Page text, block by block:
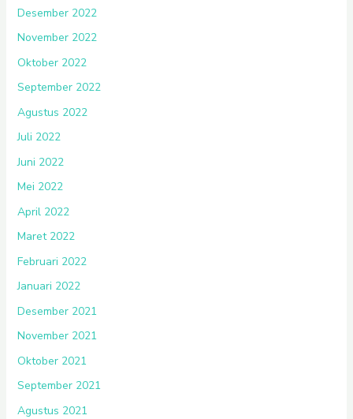
Desember 2022
November 2022
Oktober 2022
September 2022
Agustus 2022
Juli 2022
Juni 2022
Mei 2022
April 2022
Maret 2022
Februari 2022
Januari 2022
Desember 2021
November 2021
Oktober 2021
September 2021
Agustus 2021